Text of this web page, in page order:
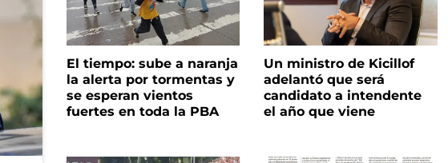
El tiempo: sube a naranja
la alerta por tormentas y
se esperan vientos
fuertes en toda la PBA
Un ministro de Kicillof
adelantó que será
candidato a intendente
el año que viene